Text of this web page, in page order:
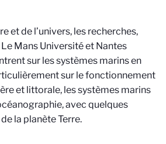
et de l’univers, les recherches,
Mans Université et Nantes
sur les systèmes marins en
sur le fonctionnement
et littorale, les systèmes marins
avec quelques
la planète Terre.